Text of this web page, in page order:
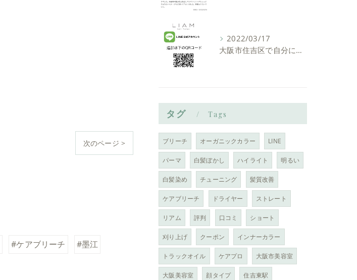
次のページ >
#ケアブリーチ
#墨江
2022/03/17
大阪市住吉区で自分に似合う髪型を見つけれる美容室ーLIAM hair Relaxーリアムヘアーリラックス
タグ Tags
ブリーチ オーガニックカラー LINE
パーマ 白髪ぼかし ハイライト 明るい
白髪染め チューニング 髪質改善
ケアブリーチ ドライヤー ストレート
リアム 評判 口コミ ショート
刈り上げ クーポン インナーカラー
トラックオイル ケアプロ 大阪市美容室
大阪美容室 顔タイプ 住吉東駅